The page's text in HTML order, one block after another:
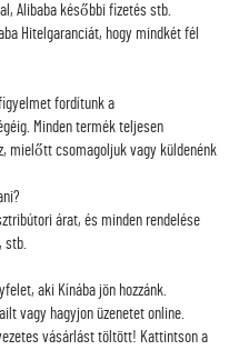
Alibaba későbbi fizetés stb.
Hitelgaranciát, hogy mindkét fél
fordítunk a
Minden termék teljesen
mielőtt csomagoljuk vagy küldenénk
árat, és minden rendelése
stb.
aki Kínába jön hozzánk.
vagy hagyjon üzenetet online.
vásárlást töltött! Kattintson a